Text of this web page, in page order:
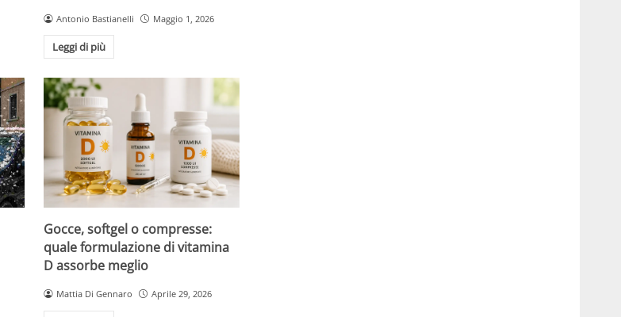
Antonio Bastianelli Maggio 1, 2026
Leggi di più
Gocce, softgel o compresse:
quale formulazione di vitamina
D assorbe meglio
Mattia Di Gennaro Aprile 29, 2026